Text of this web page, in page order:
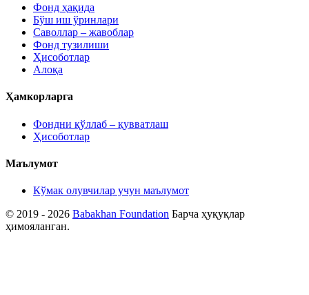
Фонд ҳақида
Бўш иш ўринлари
Саволлар – жавоблар
Фонд тузилиши
Ҳисоботлар
Алоқа
Ҳамкорларга
Фондни қўллаб – қувватлаш
Ҳисоботлар
Маълумот
Кўмак олувчилар учун маълумот
© 2019 - 2026 Babakhan Foundation Барча ҳуқуқлар
ҳимояланган.